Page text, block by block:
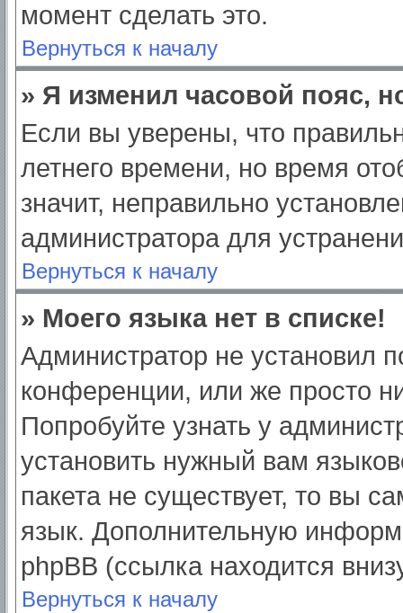
момент сделать это.
Вернуться к началу
» Я изменил часовой пояс,
Если вы уверены, что
летнего времени, но время
значит, неправильно
администратора для
Вернуться к началу
» Моего языка нет в списке!
Администратор не установил
конференции, или же просто
Попробуйте узнать у
установить нужный вам
пакета не существует, то вы
язык. Дополнительную
phpBB (ссылка находится
Вернуться к началу